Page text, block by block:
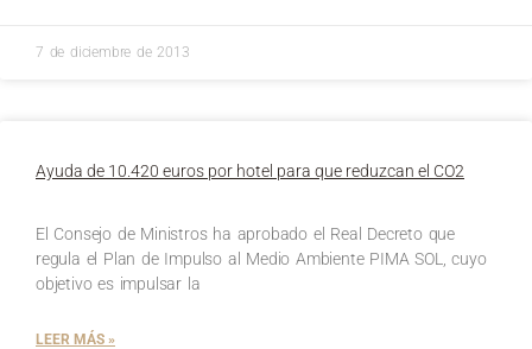
7 de diciembre de 2013
Ayuda de 10.420 euros por hotel para que reduzcan el CO2
El Consejo de Ministros ha aprobado el Real Decreto que
regula el Plan de Impulso al Medio Ambiente PIMA SOL, cuyo
objetivo es impulsar la
LEER MÁS »